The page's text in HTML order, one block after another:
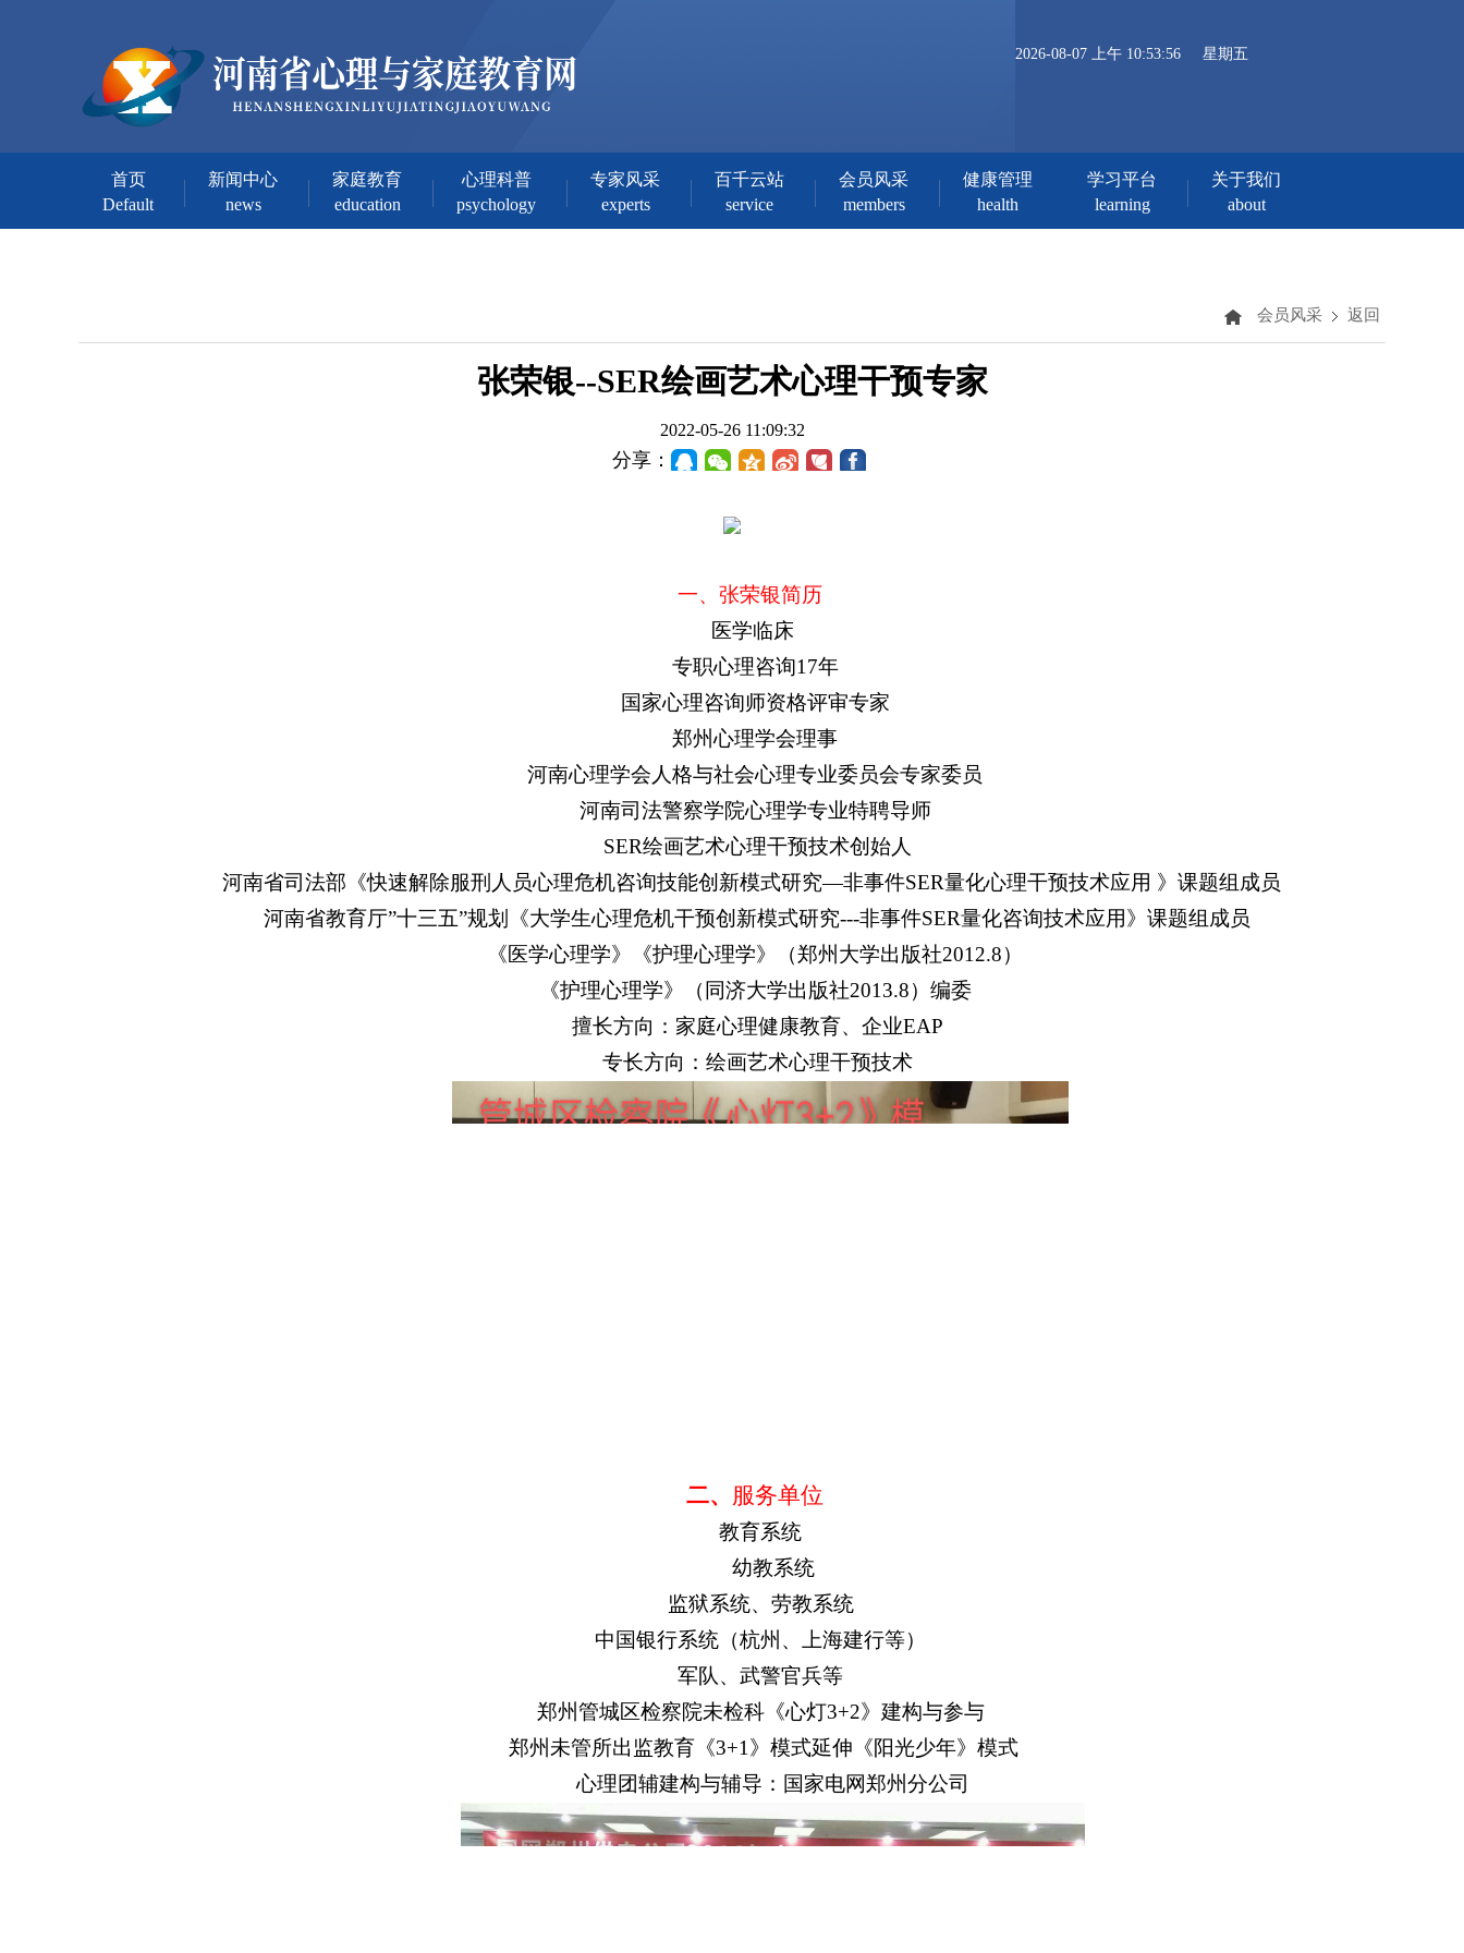
2026-08-07 上午 10:53:56 星期五
首页
Default
新闻中心
news
家庭教育
education
心理科普
psychology
专家风采
experts
百千云站
service
会员风采
members
健康管理
health
学习平台
learning
关于我们
about
会员风采 返回
张荣银--SER绘画艺术心理干预专家
2022-05-26 11:09:32
分享：
一、 张荣银简历
医学临床
专职心理咨询1 7年
国家心理咨询师资格评审专家
郑州心理学会理事
河南心理学会人格与社会心理专业委员会专家委员
河南司法警察学院心理学专业特聘导师
SER绘画艺术心理干预技术创始人
河南省司法部《快速解除服刑人员心理危机咨询技能创新模式研究—非事件SER量化心理干预技术应用 》课题组成员
河南省教育厅”十三五”规划《大学生心理危机干预创新模式研究---非事件SER量化咨询技术应用》课题组成员
《医学心理学》《护理心理学》（郑州大学出版社2012.8）
《护理心理学》（同济大学出版社2013.8）编委
擅长方向：家庭心理健康教育、企业EAP
专长方向：绘画艺术心理干预技术
二、 服务单位
教育系统
幼教系统
监狱系统、劳教系统
中国银行系统（杭州、上海建行等）
军队、武警官兵等
郑州管城区检察院未检科《心灯3+2》建构与参与
郑州未管所出监教育《3+1》模式延伸《阳光少年》模式
心理团辅建构与辅导： 国家电网郑州分公司